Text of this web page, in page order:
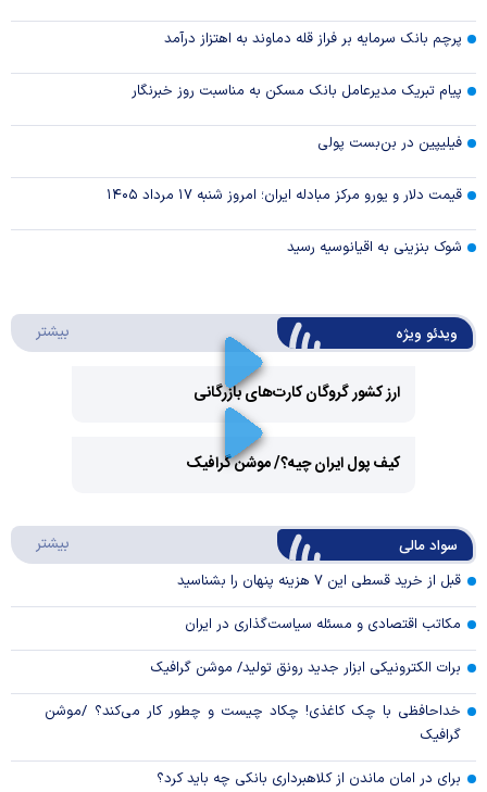
پرچم بانک سرمایه بر فراز قله دماوند به اهتزاز درآمد
پیام تبریک مدیرعامل بانک مسکن به مناسبت روز خبرنگار
فیلیپین در بن‌بست پولی
قیمت دلار و یورو مرکز مبادله ایران؛ امروز شنبه ۱۷ مرداد ۱۴۰۵
شوک بنزینی به اقیانوسیه رسید
ویدئو ویژه بیشتر
ارز کشور گروگان کارت‌های بازرگانی
Video
کیف پول ایران چیه؟/ موشن گرافیک
سواد مالی بیشتر
قبل از خرید قسطی این ۷ هزینه پنهان را بشناسید
مکاتب اقتصادی و مسئله سیاست‌گذاری در ایران
برات الکترونیکی ابزار جدید رونق تولید/ موشن گرافیک
خداحافظی با چک کاغذی! چکاد چیست و چطور کار می‌کند؟ /موشن
گرافیک
برای در امان ماندن از کلاهبرداری بانکی چه باید کرد؟